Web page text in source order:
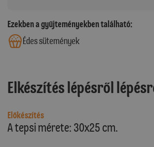
Ezekben a gyűjteményekben található:
Édes sütemények
Elkészítés lépésről
Előkészítés
A tepsi mérete: 30x25 cm.